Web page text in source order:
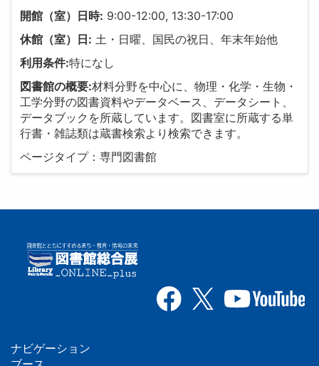
開館（室）日時: 9:00-12:00, 13:30-17:00
休館（室）日: 土・日曜、国民の祝日、年末年始他
利用条件:特になし
図書館の概要:材料分野を中心に、物理・化学・生物・
工学分野の図書資料やデータベース、データシート、
データブックを所蔵しています。図書室に所蔵する単
行書・雑誌類は蔵書検索より検索できます。
ページタイプ：専門図書館
ナビゲーション